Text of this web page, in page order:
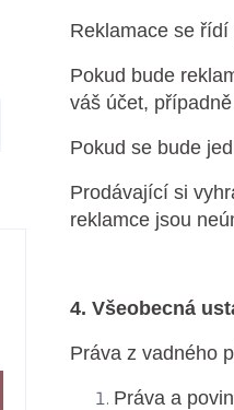
Reklamace se
Pokud bude
váš účet,
Pokud se bude
Prodávající si
reklamce jsou
4. Všeobecná
Práva z vadného
Práva a